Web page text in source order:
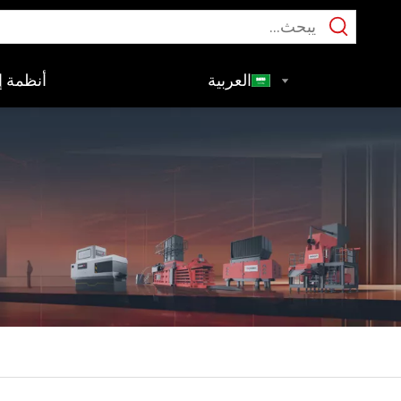
أنظمة العربية